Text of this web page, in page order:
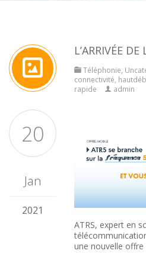
20
Jan
2021
L’ARRIVÉE
Téléphonie,
connectivité,
rapide
admin
ATRS, expert en
une nouvelle offre